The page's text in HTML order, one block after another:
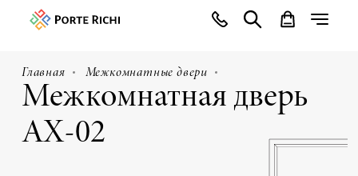
Главная Межкомнатные двери
Межкомнатная дверь
АХ-02